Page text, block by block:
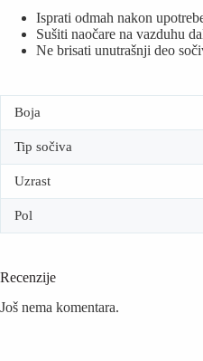
Isprati odmah nakon
Sušiti naočare na vazduhu
Ne brisati unutrašnji deo
Boja
Tip sočiva
Uzrast
Pol
Recenzije
Još nema komentara.